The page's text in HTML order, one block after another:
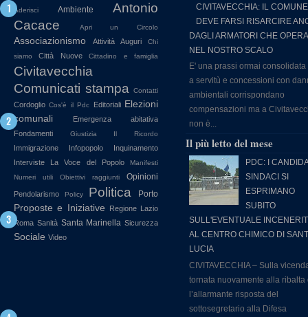
Aderisci Ambiente
Antonio
Cacace
Apri un Circolo
Associazionismo Attività Auguri
Chi
siamo
Città Nuove Cittadino e famiglia
Civitavecchia
Comunicati stampa
Contatti
Cordoglio Cos'è il Pdc Editoriali Elezioni
comunali
Emergenza abitativa
Fondamenti
Giustizia Il Ricordo
Immigrazione Infopopolo
Inquinamento
Interviste
La Voce del Popolo
Manifesti
Numeri utili
Obiettivi raggiunti Opinioni
Pendolarismo Policy Politica Porto
Proposte e Iniziative
Regione Lazio
Roma Sanità Santa Marinella Sicurezza
Sociale Video
CIVITAVECCHIA: IL COMUNE
DEVE FARSI RISARCIRE
DAGLI ARMATORI CHE
NEL NOSTRO SCALO
E' una prassi ormai consolidata
a servitù e concessioni con
ambientali corrispondano
compensazioni ma a
non è...
Il più letto del mese
PDC: I
SINDACI SI
ESPRIMANO
SUBITO
SULL'EVENTUALE
AL CENTRO CHIMICO DI
LUCIA
CIVITAVECCHIA – Sulla
tornata nuovamente alla ribalta
l’allarmante risposta del
sottosegretario alla Difesa